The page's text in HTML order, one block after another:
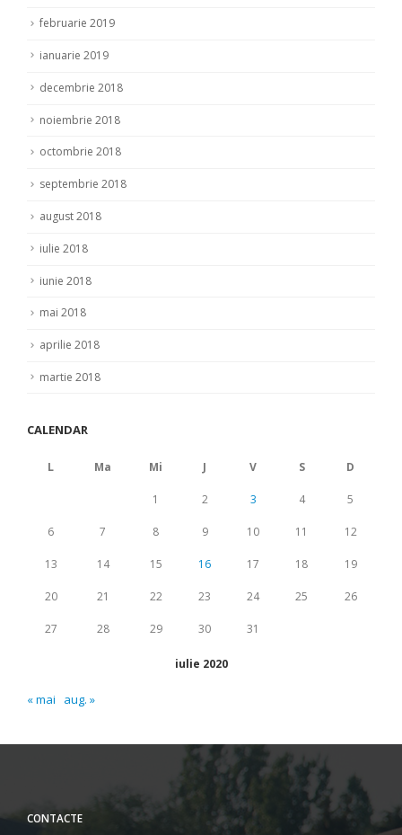
februarie 2019
ianuarie 2019
decembrie 2018
noiembrie 2018
octombrie 2018
septembrie 2018
august 2018
iulie 2018
iunie 2018
mai 2018
aprilie 2018
martie 2018
CALENDAR
iulie 2020
L Ma Mi J V S D
1 2 3 4 5
6 7 8 9 10 11 12
13 14 15 16 17 18 19
20 21 22 23 24 25 26
27 28 29 30 31
« mai aug. »
CONTACTE